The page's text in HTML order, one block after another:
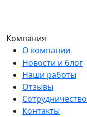
Компания
О компании
Новости и блог
Наши работы
Отзывы
Сотрудничество
Контакты